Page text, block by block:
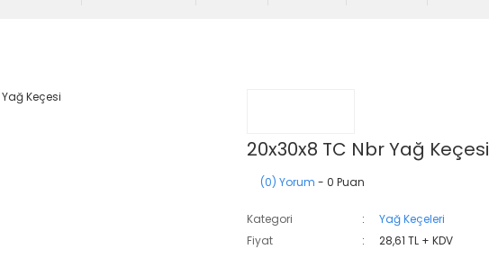
20x30x8 TC Nbr Yağ Keçesi
(0) Yorum - 0 Puan
Kategori
Yağ Keçeleri
Fiyat
28,61 TL + KDV